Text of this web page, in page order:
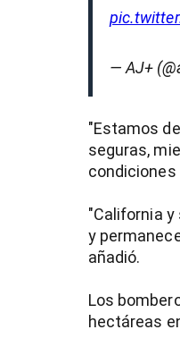
— AJ+
"Estamos
seguras,
"California
y
añadió.
Los
hectáreas